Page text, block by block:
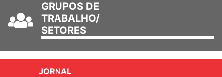
GRUPOS DE
TRABALHO/
SETORES
JORNAL